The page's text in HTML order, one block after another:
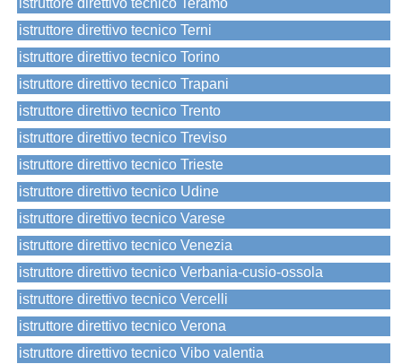
istruttore direttivo tecnico Teramo
istruttore direttivo tecnico Terni
istruttore direttivo tecnico Torino
istruttore direttivo tecnico Trapani
istruttore direttivo tecnico Trento
istruttore direttivo tecnico Treviso
istruttore direttivo tecnico Trieste
istruttore direttivo tecnico Udine
istruttore direttivo tecnico Varese
istruttore direttivo tecnico Venezia
istruttore direttivo tecnico Verbania-cusio-ossola
istruttore direttivo tecnico Vercelli
istruttore direttivo tecnico Verona
istruttore direttivo tecnico Vibo valentia